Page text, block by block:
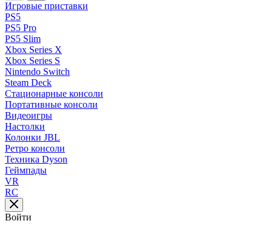
Игровые приставки
PS5
PS5 Pro
PS5 Slim
Xbox Series X
Xbox Series S
Nintendo Switch
Steam Deck
Стационарные консоли
Портативные консоли
Видеоигры
Настолки
Колонки JBL
Ретро консоли
Техника Dyson
Геймпады
VR
RC
Войти